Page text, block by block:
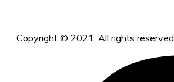
Copyright © 2021. All rights reserved.